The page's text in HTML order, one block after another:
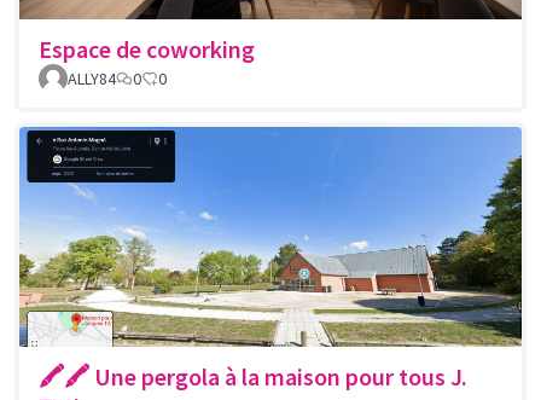
Espace de coworking
ALLY84 0 0
🖍🖍 Une pergola à la maison pour tous J.